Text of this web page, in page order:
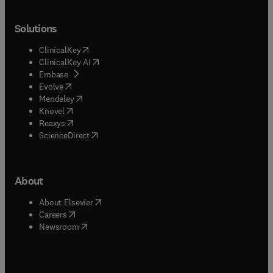
Solutions
ClinicalKey(opens in new tab/window
ClinicalKey AI opens in new tab/window
Embase( opens in new tab/window
Evolve(opens in new tab/window
Mendeley( opens in new tab/window
Knovel (opens in new tab/window
Reaxys (opens in new tab/window
ScienceDirect(opens in new tab/window
About
About Elsevier( opens in new tab/window
Careers opens in new tab/window
Newsroom( opens in new tab/window